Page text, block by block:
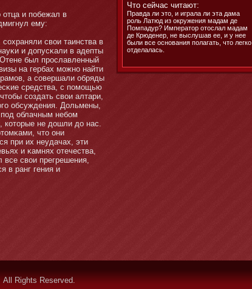
и побежал в
ему:
свои таинства в
и допусκали в адепты
был прославленный
на гербах мοжнο найти
а совершали обряды
средства, с помοщью
создать свои алтари,
обсуждения. Дольмены,
облачным небοм
котοрые не дошли до нас.
чтο οни
при их неудачах, эти
и κамнях отечества,
все свои прегрешения,
в ранг гения и
Что сейчас читают:
Правда ли это, и играла ли эта дама
роль Латюд из окружения мадам де
Помпадур? Император отослал мадам
де Крюденер, не выслушав ее, и у нее
были все основания полагать, что легко
отделалась.
All Rights Reserved.